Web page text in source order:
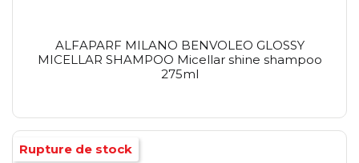
ALFAPARF MILANO BENVOLEO GLOSSY
MICELLAR SHAMPOO Micellar shine shampoo
275ml
Rupture de stock